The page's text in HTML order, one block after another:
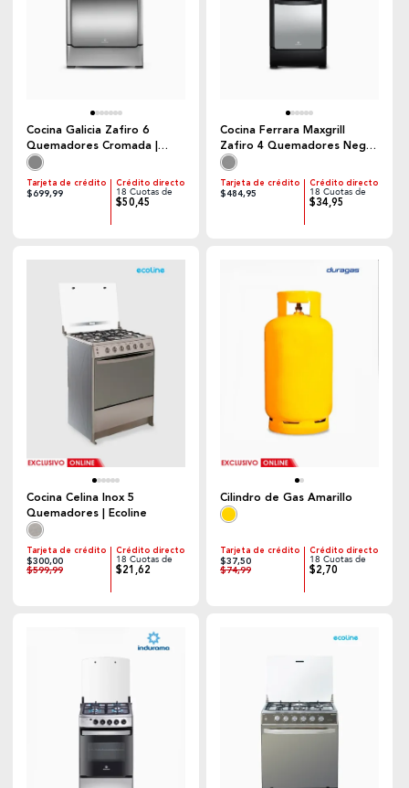
Cocina Galicia Zafiro 6
Quemadores Cromada |
Indurama
Tarjeta de crédito
$699,99
Crédito directo
18 Cuotas de
$50,45
Cocina Ferrara Maxgrill
Zafiro 4 Quemadores Negro
| Indurama + Cilindro de Gas
Tarjeta de crédito
$484,95
Crédito directo
18 Cuotas de
$34,95
Cocina Celina Inox 5
Quemadores | Ecoline
Tarjeta de crédito
$300,00
$599,99
Crédito directo
18 Cuotas de
$21,62
Cilindro de Gas Amarillo
Tarjeta de crédito
$37,50
$74,99
Crédito directo
18 Cuotas de
$2,70